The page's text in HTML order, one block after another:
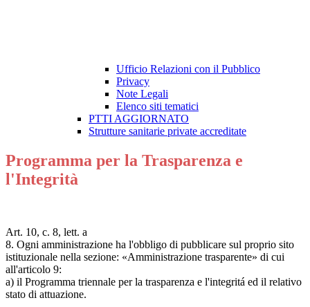
Ufficio Relazioni con il Pubblico
Privacy
Note Legali
Elenco siti tematici
PTTI AGGIORNATO
Strutture sanitarie private accreditate
Programma per la Trasparenza e
l'Integrità
Art. 10, c. 8, lett. a
8. Ogni amministrazione ha l'obbligo di pubblicare sul proprio sito
istituzionale nella sezione: «Amministrazione trasparente» di cui
all'articolo 9:
a) il Programma triennale per la trasparenza e l'integritá ed il relativo
stato di attuazione.